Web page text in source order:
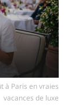
à Paris en vraies
vacances de luxe